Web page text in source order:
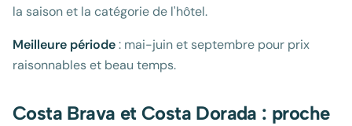
la saison et la catégorie de l'hôtel.
Meilleure période: mai-juin et septembre pour prix
raisonnables et beau temps.
Costa Brava et Costa Dorada : proche